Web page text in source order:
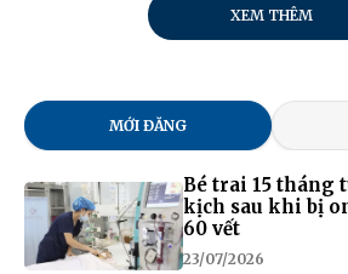
XEM THÊM
MỚI ĐĂNG
Bé trai 15 tháng
kịch sau khi bị
60 vết
23/07/2026